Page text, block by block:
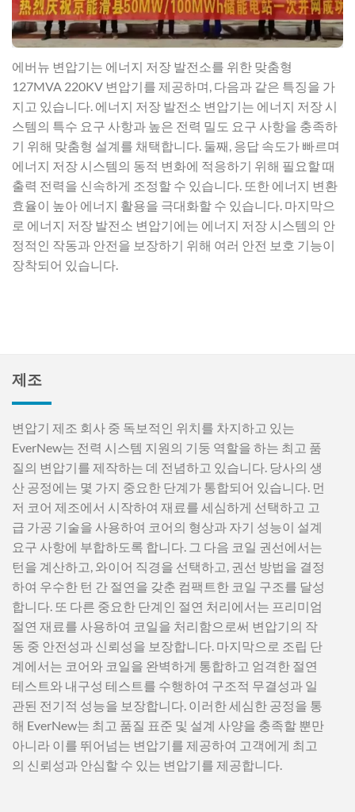
에버뉴 변압기는 에너지 저장 발전소를 위한 맞춤형
127MVA 220KV 변압기를 제공하며, 다음과 같은 특징을 가
지고 있습니다. 에너지 저장 발전소 변압기는 에너지 저장 시
스템의 특수 요구 사항과 높은 전력 밀도 요구 사항을 충족하
기 위해 맞춤형 설계를 채택합니다. 둘째, 응답 속도가 빠르며
에너지 저장 시스템의 동적 변화에 적응하기 위해 필요할 때
출력 전력을 신속하게 조정할 수 있습니다. 또한 에너지 변환
효율이 높아 에너지 활용을 극대화할 수 있습니다. 마지막으
로 에너지 저장 발전소 변압기에는 에너지 저장 시스템의 안
정적인 작동과 안전을 보장하기 위해 여러 안전 보호 기능이
장착되어 있습니다.
제조
변압기 제조 회사 중 독보적인 위치를 차지하고 있는
EverNew는 전력 시스템 지원의 기둥 역할을 하는 최고 품
질의 변압기를 제작하는 데 전념하고 있습니다. 당사의 생
산 공정에는 몇 가지 중요한 단계가 통합되어 있습니다. 먼
저 코어 제조에서 시작하여 재료를 세심하게 선택하고 고
급 가공 기술을 사용하여 코어의 형상과 자기 성능이 설계
요구 사항에 부합하도록 합니다. 그 다음 코일 권선에서는
턴을 계산하고, 와이어 직경을 선택하고, 권선 방법을 결정
하여 우수한 턴 간 절연을 갖춘 컴팩트한 코일 구조를 달성
합니다. 또 다른 중요한 단계인 절연 처리에서는 프리미엄
절연 재료를 사용하여 코일을 처리함으로써 변압기의 작
동 중 안전성과 신뢰성을 보장합니다. 마지막으로 조립 단
계에서는 코어와 코일을 완벽하게 통합하고 엄격한 절연
테스트와 내구성 테스트를 수행하여 구조적 무결성과 일
관된 전기적 성능을 보장합니다. 이러한 세심한 공정을 통
해 EverNew는 최고 품질 표준 및 설계 사양을 충족할 뿐만
아니라 이를 뛰어넘는 변압기를 제공하여 고객에게 최고
의 신뢰성과 안심할 수 있는 변압기를 제공합니다.